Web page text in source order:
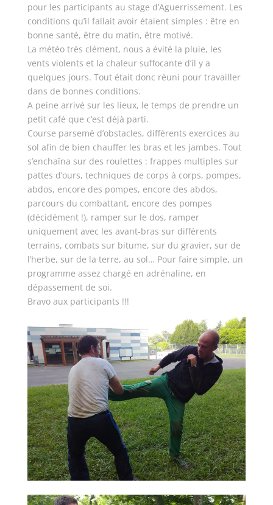
pour les participants au stage d’Aguerrissement. Les
conditions qu’il fallait avoir étaient simples : être en
bonne santé, être du matin, être motivé.
La météo très clément, nous a évité la pluie, les
vents violents et la chaleur suffocante d’il y a
quelques jours. Tout était donc réuni pour travailler
dans de bonnes conditions.
A peine arrivé sur les lieux, le temps de prendre un
petit café que c’est déjà parti.
Course parsemé d’obstacles, différents exercices au
sol afin de bien chauffer les bras et les jambes. Tout
s’enchaîna sur des roulettes : frappes multiples sur
pattes d’ours, techniques de corps à corps, pompes,
abdos, encore des pompes, encore des abdos,
parcours du combattant, encore des pompes
(décidément !), ramper sur le dos, ramper
uniquement avec les avant-bras sur différents
terrains, combats sur bitume, sur du gravier, sur de
l’herbe, sur de la terre, au sol… Pour faire simple, un
programme assez chargé en adrénaline, en
dépassement de soi.
Bravo aux participants !!!